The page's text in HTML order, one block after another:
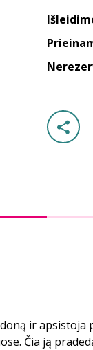
ir apsistoja
Čia ją